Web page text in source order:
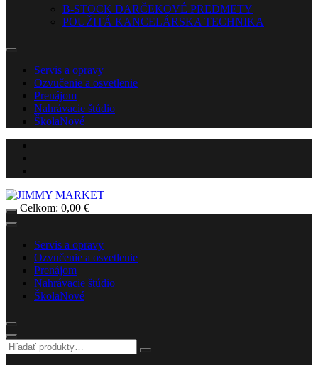
B-STOCK DARČEKOVÉ PREDMETY
POUŽITÁ KANCELÁRSKA TECHNIKA
Servis a opravy
Ozvučenie a osvetlenie
Prenájom
Nahrávacie štúdio
ŠkolaNové
Celkom: 0,00 €
Servis a opravy
Ozvučenie a osvetlenie
Prenájom
Nahrávacie štúdio
ŠkolaNové